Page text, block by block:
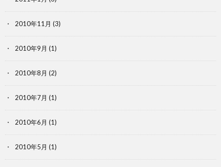
2010年11月 (3)
2010年9月 (1)
2010年8月 (2)
2010年7月 (1)
2010年6月 (1)
2010年5月 (1)